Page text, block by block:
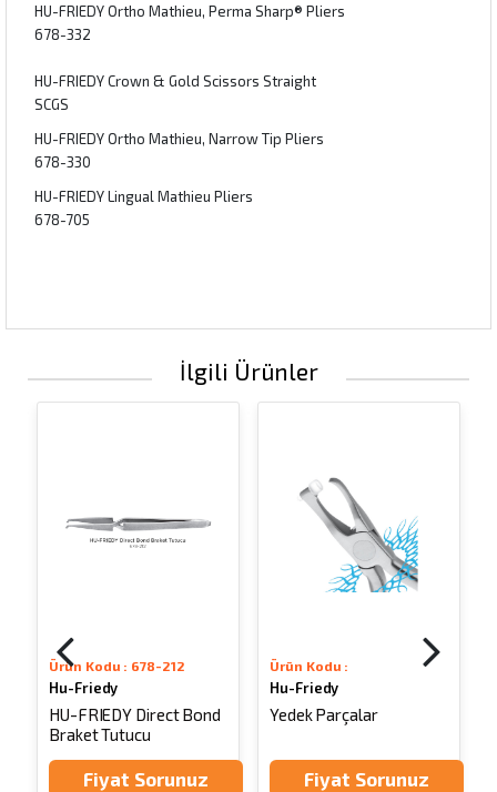
HU-FRIEDY Ortho Mathieu, Perma Sharp® Pliers
678-332
HU-FRIEDY Crown & Gold Scissors Straight
SCGS
HU-FRIEDY Ortho Mathieu, Narrow Tip Pliers
678-330
HU-FRIEDY Lingual Mathieu Pliers
678-705
İlgili Ürünler
Ürün Kodu : 678-212
Hu-Friedy
HU-FRIEDY Direct Bond
Braket Tutucu
Fiyat Sorunuz
Ürün Kodu :
Hu-Friedy
Yedek Parçalar
Fiyat Sorunuz